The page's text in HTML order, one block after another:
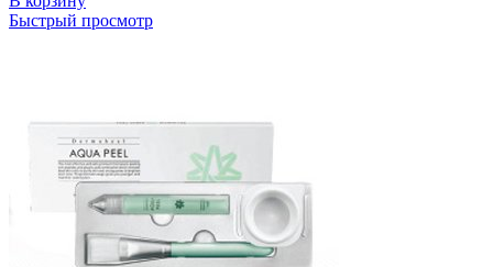
Быстрый просмотр